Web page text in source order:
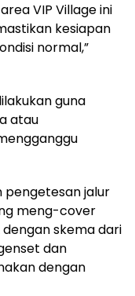
VIP Village ini
kesiapan
normal,”
guna
atau
pengetesan jalur
meng-cover
skema dari
dan
dengan